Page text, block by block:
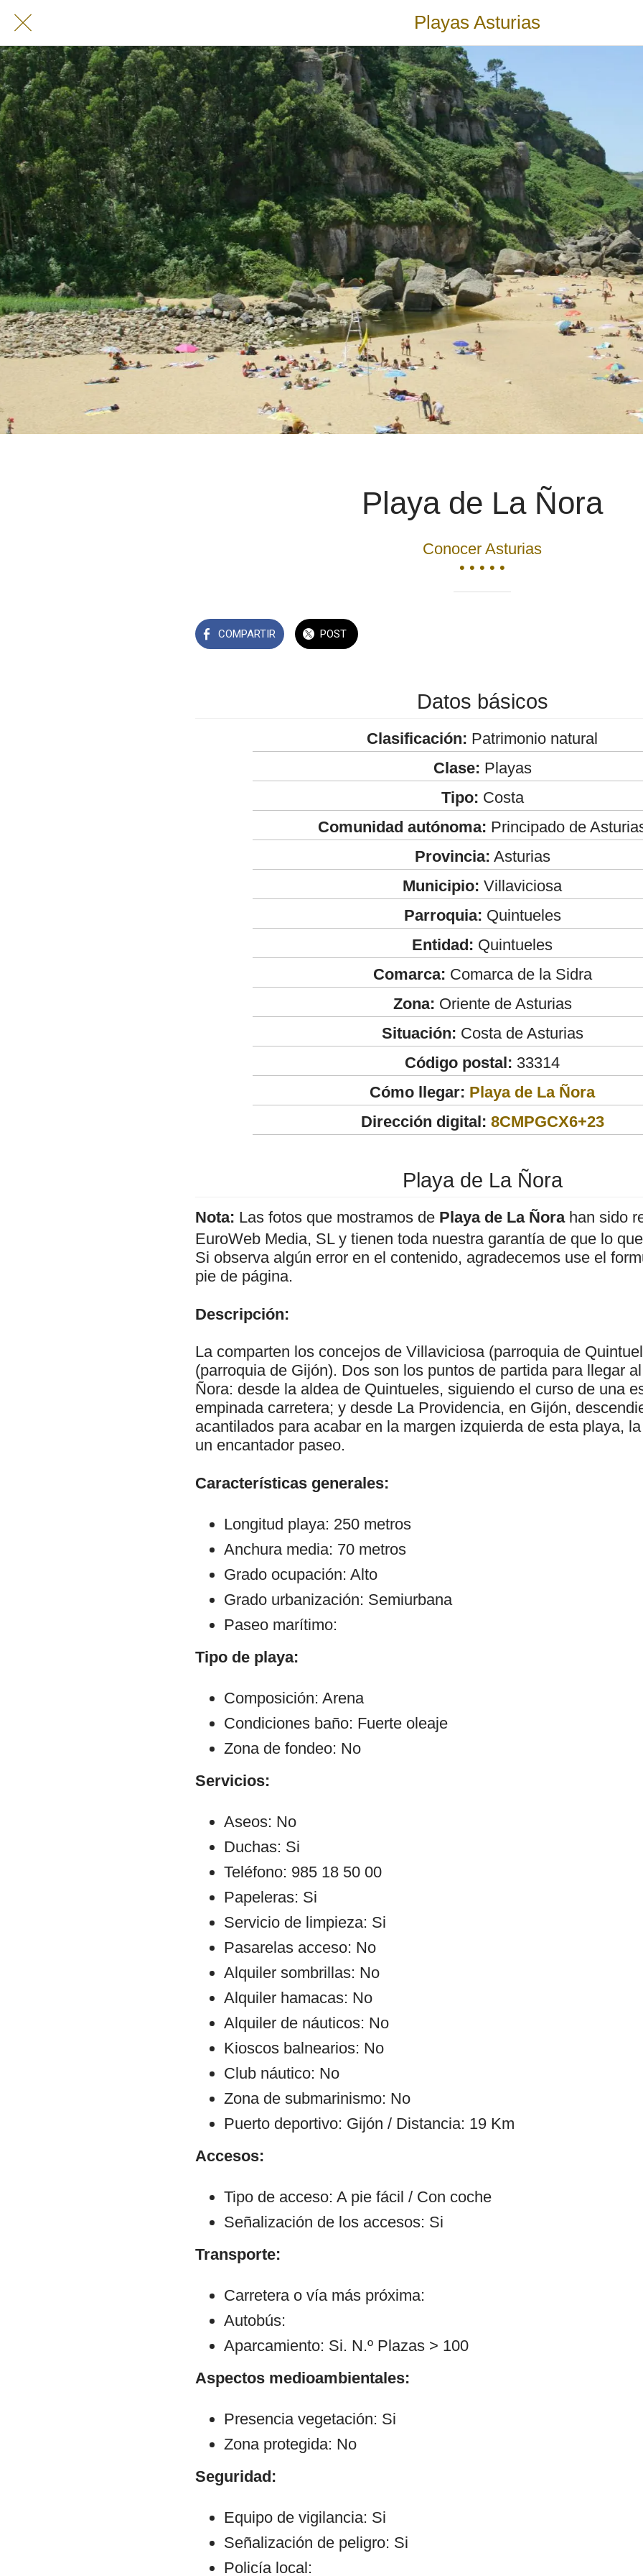
Playas Asturias
Playa de La Ñora
Conocer Asturias
• • • • •
COMPARTIR POST
Datos básicos
Clasificación: Patrimonio natural
Clase: Playas
Tipo: Costa
Comunidad autónoma: Principado de
Provincia: Asturias
Municipio: Villaviciosa
Parroquia: Quintueles
Entidad: Quintueles
Comarca: Comarca de la Sidra
Zona: Oriente de Asturias
Situación: Costa de Asturias
Código postal: 33314
Cómo llegar: Playa de La Ñora
Dirección digital: 8CMPGCX6+23
Playa de La Ñora
Nota: Las fotos que mostramos de Playa de La Ñorahan sido
EuroWeb Media, SL y tienen toda nuestra garantía de que lo
Si observa algún error en el contenido, agradecemos use el
pie de página.
Descripción:
La comparten los concejos de Villaviciosa (parroquia de
(parroquia de Gijón). Dos son los puntos de partida para llegar
Ñora: desde la aldea de Quintueles, siguiendo el curso de una
empinada carretera; y desde La Providencia, en Gijón,
acantilados para acabar en la margen izquierda de esta playa,
un encantador paseo.
Características generales:
Longitud playa: 250 metros
Anchura media: 70 metros
Grado ocupación: Alto
Grado urbanización: Semiurbana
Paseo marítimo:
Tipo de playa:
Composición: Arena
Condiciones baño: Fuerte oleaje
Zona de fondeo: No
Servicios:
Aseos: No
Duchas: Si
Teléfono: 985 18 50 00
Papeleras: Si
Servicio de limpieza: Si
Pasarelas acceso: No
Alquiler sombrillas: No
Alquiler hamacas: No
Alquiler de náuticos: No
Kioscos balnearios: No
Club náutico: No
Zona de submarinismo: No
Puerto deportivo: Gijón / Distancia: 19 Km
Accesos:
Tipo de acceso: A pie fácil / Con coche
Señalización de los accesos: Si
Transporte:
Carretera o vía más próxima:
Autobús:
Aparcamiento: Si. N.º Plazas > 100
Aspectos medioambientales:
Presencia vegetación: Si
Zona protegida: No
Seguridad:
Equipo de vigilancia: Si
Señalización de peligro: Si
Policía local: